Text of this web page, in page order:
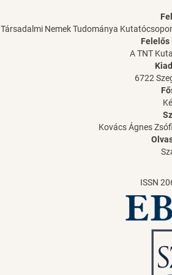
Társadalmi Nemek Tudománya
Felelős
A TNT
6722
Kovács Ágnes
ISSN